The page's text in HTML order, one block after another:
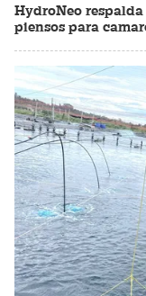
HydroNeo
piensos para